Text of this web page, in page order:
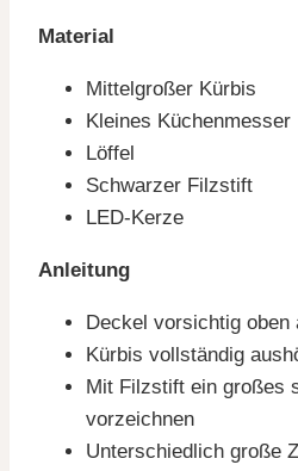
Material
Mittelgroßer Kürbis
Kleines Küchenmesser
Löffel
Schwarzer Filzstift
LED-Kerze
Anleitung
Deckel vorsichtig oben
Kürbis vollständig
Mit Filzstift ein großes
vorzeichnen
Unterschiedlich große